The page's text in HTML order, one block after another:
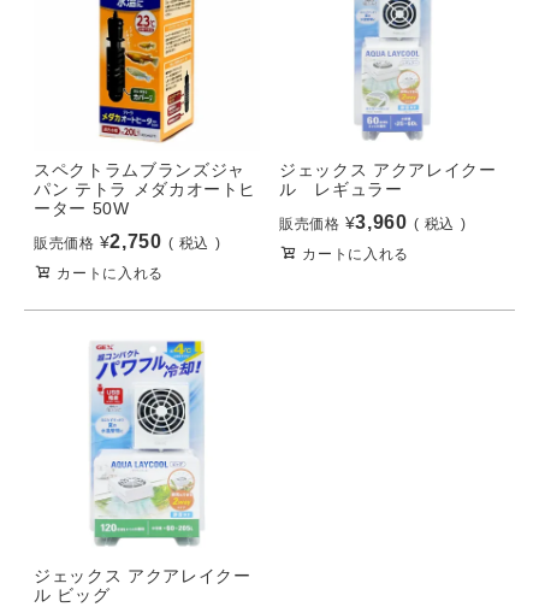
スペクトラムブランズジャ
パン テトラ メダカオートヒ
ーター 50W
販売価格 ¥2,750
税込
カートに入れる
ジェックス アクアレイクー
ル レギュラー
販売価格 ¥3,960
税込
カートに入れる
ジェックス アクアレイクー
ル ビッグ